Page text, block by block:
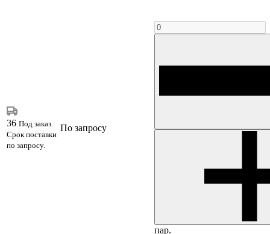
36 Под заказ.
Срок поставки
по запросу.
По запросу
пар.